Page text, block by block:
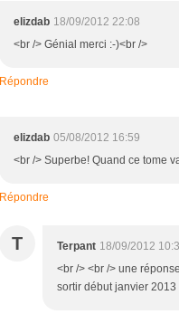
elizdab 18/09/2012 22:08
<br /> Génial merci :-)<br />
Répondre
elizdab 05/08/2012 16:59
<br /> Superbe! Quand ce tome
Répondre
T Terpant 18/09/2012
<br /> <br /> une
sortir début janvier 2013